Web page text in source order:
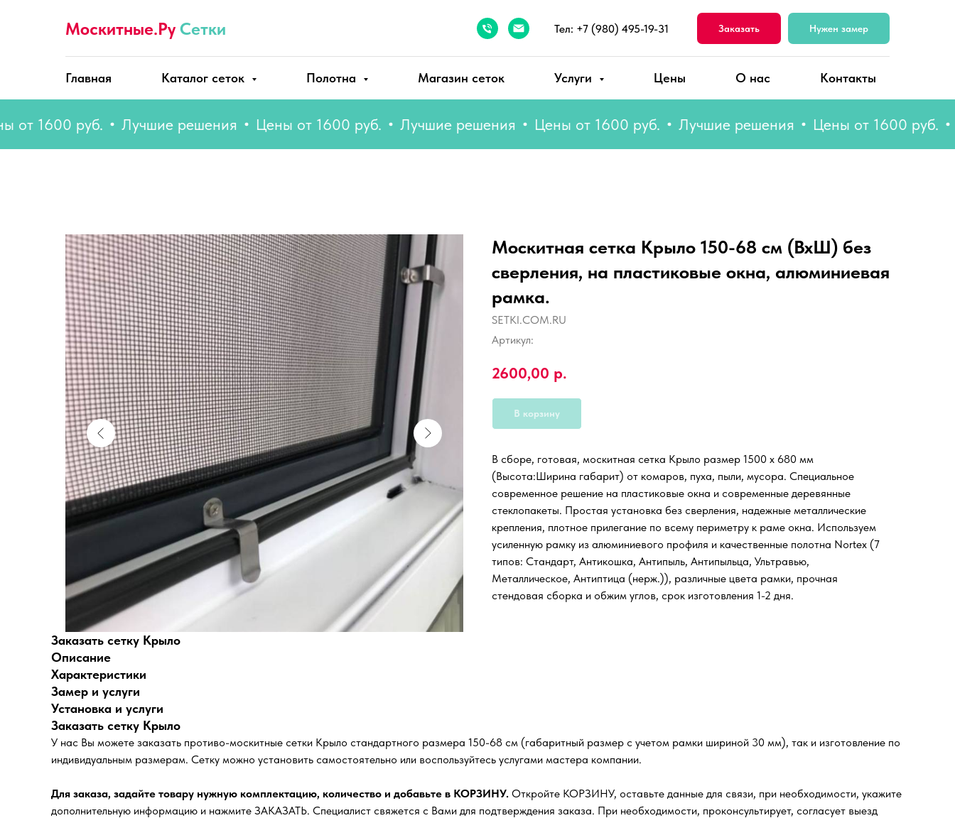
Москитные.Ру Сетки Тел: +7 (980) 495-19-31 Заказать Нужен замер
Главная Каталог сеток Полотна Магазин сеток Услуги Цены О нас Контакты
руб. Лучшие решения Цены от 1600 руб. Лучшие решения Цены от 1600 руб. Лучшие решения Цены от 1600 руб.
Москитная сетка Крыло 150-68 см (ВхШ) без
сверления, на пластиковые окна, алюминиевая
рамка.
SETKI.COM.RU
Артикул:
2600,00 р.
В корзину
В сборе, готовая, москитная сетка Крыло размер 1500 х 680 мм
(Высота:Ширина габарит) от комаров, пуха, пыли, мусора. Специальное
современное решение на пластиковые окна и современные деревянные
стеклопакеты. Простая установка без сверления, надежные металлические
крепления, плотное прилегание по всему периметру к раме окна. Используем
усиленную рамку из алюминиевого профиля и качественные полотна Nortex (7
типов: Стандарт, Антикошка, Антипыль, Антипыльца, Ультравью,
Металлическое, Антиптица (нерж.)), различные цвета рамки, прочная
стендовая сборка и обжим углов, срок изготовления 1-2 дня.
Заказать сетку Крыло
Описание
Характеристики
Замер и услуги
Установка и услуги
Заказать сетку Крыло
У нас Вы можете заказать противо-москитные сетки Крыло стандартного размера 150-68 см (габаритный размер с учетом рамки шириной 30 мм), так и изготовление по
индивидуальным размерам. Сетку можно установить самостоятельно или воспользуйтесь услугами мастера компании.
Для заказа, задайте товару нужную комплектацию, количество и добавьте в КОРЗИНУ. Откройте КОРЗИНУ, оставьте данные для связи, при необходимости, укажите
дополнительную информацию и нажмите ЗАКАЗАТЬ. Специалист свяжется с Вами для подтверждения заказа. При необходимости, проконсультирует, согласует выезд